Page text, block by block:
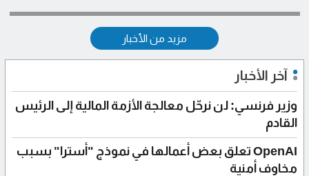
مزيد من الأخبار
آخر الأخبار
وزير فرنسي: لن نرحّل معالجة الأزمة المالية إلى الرئيس
القادم
OpenAI تعلق بعض أعمالها في نموذج "أسترا" بسبب
مخاوف أمنية